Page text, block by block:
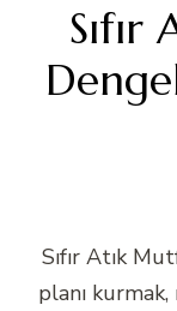
Sıfır Atık
planı